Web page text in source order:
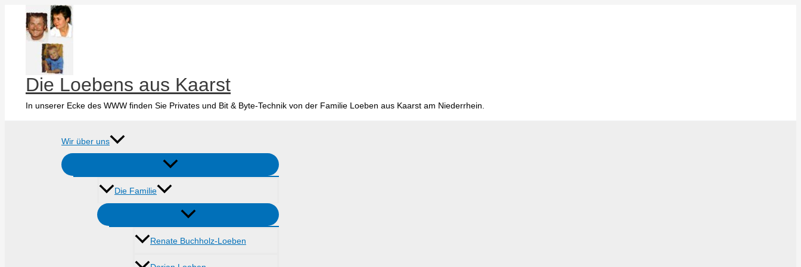
springen
Die Loebens aus Kaarst
In unserer Ecke des WWW finden Sie Privates und Bit & Byte-Technik von der Familie Loeben aus Kaarst am Niederrhein.
Wir über uns
Die Familie
Renate Buchholz-Loeben